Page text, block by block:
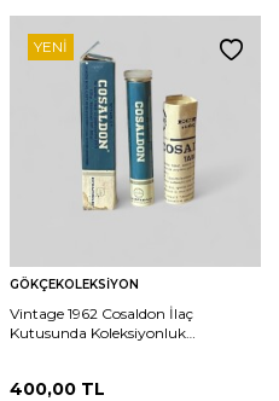
YENI
GÖKÇEKOLEKSIYON
Vintage 1962 Cosaldon İlaç
Kutusunda Koleksiyonluk
400,00 TL